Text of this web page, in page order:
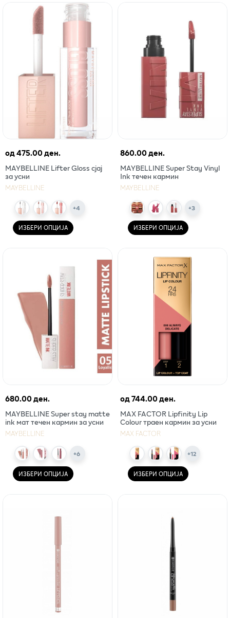
од475.00 ден.
MAYBELLINE Lifter Gloss сјај
за усни
MAYBELLINE
+4
ИЗБЕРИ ОПЦИЈА
860.00 ден.
MAYBELLINE Super Stay Vinyl
Ink течен кармин
MAYBELLINE
+3
ИЗБЕРИ ОПЦИЈА
680.00 ден.
MAYBELLINE Super stay matte
ink мат течен кармин за усни
MAYBELLINE
+6
ИЗБЕРИ ОПЦИЈА
од744.00 ден.
MAX FACTOR Lipfinity Lip
Colour траен кармин за усни
MAX FACTOR
+12
ИЗБЕРИ ОПЦИЈА